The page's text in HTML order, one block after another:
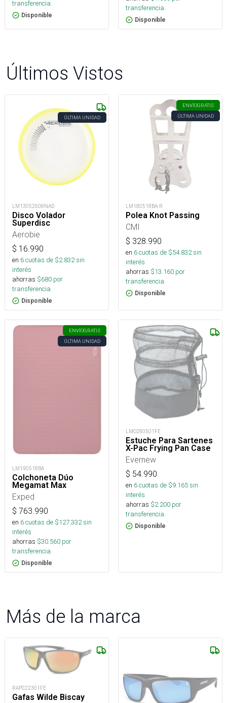
transferencia.
Disponible
transferencia.
Disponible
Últimos Vistos
ÚLTIMA UNIDAD
LM13052608NAD
Disco Volador
Superdisc
Aerobie
$ 16.990
en 6cuotas de $2.832sin
interés
ahorras $680 por
transferencia.
Disponible
ENVÍOGRATIS
ÚLTIMA UNIDAD
LM180518BA-R
Polea Knot Passing
CMI
$ 328.990
en 6cuotas de $54.832sin
interés
ahorras $13.160 por
transferencia.
Disponible
ENVÍOGRATIS
ÚLTIMA UNIDAD
LM190518BA
Colchoneta Dúo
Megamat Max
Exped
$ 763.990
en 6cuotas de $127.332sin
interés
ahorras $30.560 por
transferencia.
Disponible
LMO280501FE
Estuche Para Sartenes
X-Pac Frying Pan Case
Evernew
$ 54.990
en 6cuotas de $9.165sin
interés
ahorras $2.200 por
transferencia.
Disponible
Más de la marca
RAP022301FE
Gafas Wilde Biscay